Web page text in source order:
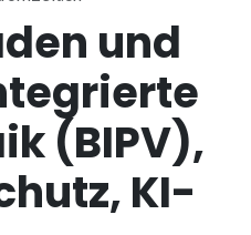
und
(BIPV),
KI-